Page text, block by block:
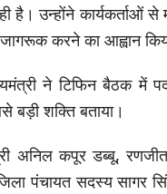
है। उन्होंने कार्यकर्ताओं
करने का आह्वान
ने टिफिन बैठक में
बड़ी शक्ति बताया।
अनिल कपूर डब्बू,
पंचायत सदस्य सागर